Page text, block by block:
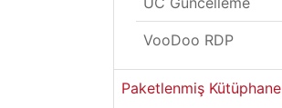
VooDoo RDP
Paketlenmiş Kütüphane